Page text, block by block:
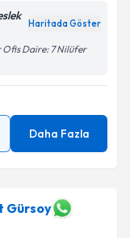
Haritada Göster
Ofis Daire: 7 Nilüfer
Daha Fazla
Gürsoy